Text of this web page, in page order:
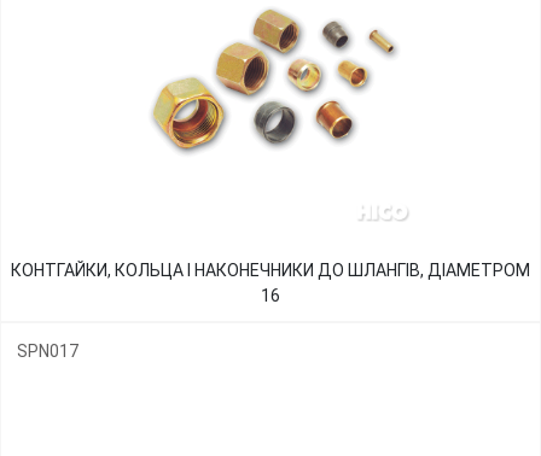
КОНТГАЙКИ, КОЛЬЦА І НАКОНЕЧНИКИ ДО ШЛАНГІВ, ДІАМЕТРОМ
16
SPN017